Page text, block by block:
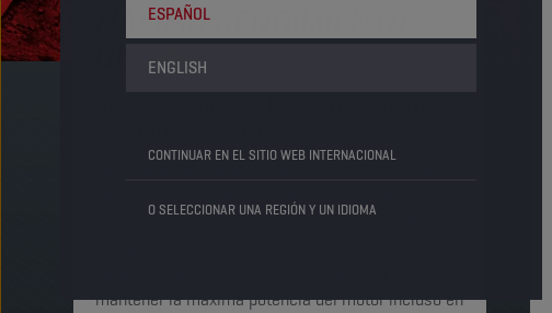
ESPAÑOL
ENGLISH
CONTINUAR EN EL SITIO WEB INTERNACIONAL
O SELECCIONAR UNA REGIÓN Y UN IDIOMA
MÁXIMO RENDIMIENTO
DEL MOTOR
instante un escudo protector alrededor de las
mantener la máxima potencia del motor incluso en